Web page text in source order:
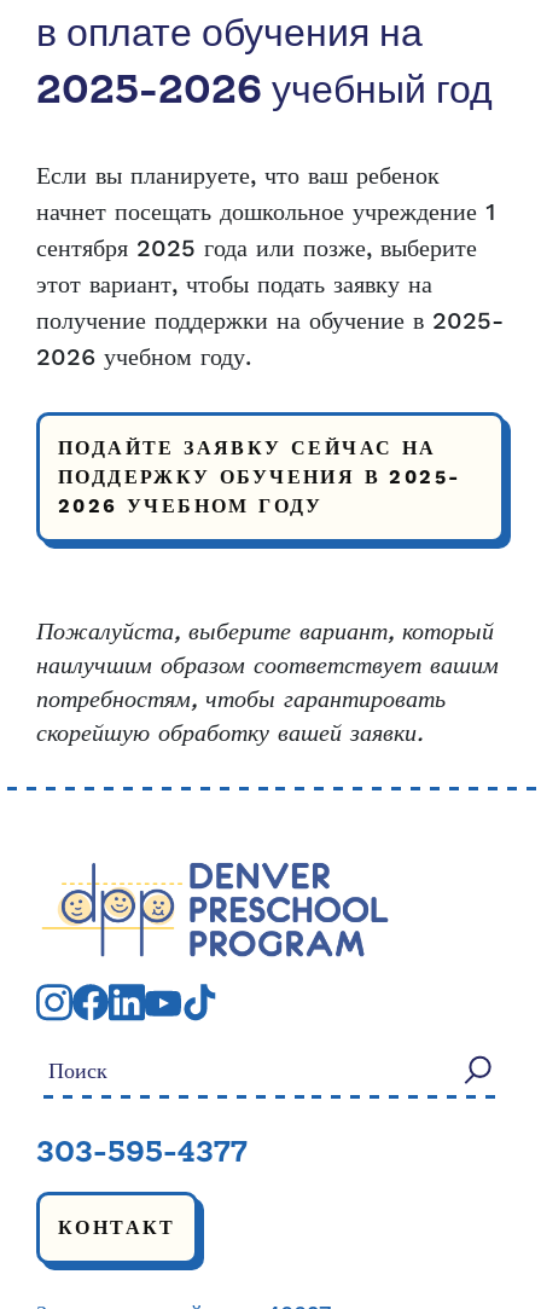
в оплате обучения на
2025-2026 учебный год
Если вы планируете, что ваш ребенок
начнет посещать дошкольное учреждение 1
сентября 2025 года или позже, выберите
этот вариант, чтобы подать заявку на
получение поддержки на обучение в 2025-
2026 учебном году.
ПОДАЙТЕ ЗАЯВКУ СЕЙЧАС НА
ПОДДЕРЖКУ ОБУЧЕНИЯ В 2025-
2026 УЧЕБНОМ ГОДУ
Пожалуйста, выберите вариант, который
наилучшим образом соответствует вашим
потребностям, чтобы гарантировать
скорейшую обработку вашей заявки.
Искать:
303-595-4377
КОНТАКТ